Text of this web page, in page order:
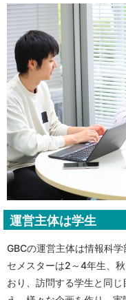
運営主体は学生
GBCの運営主体は情報科
セメスターは2～4年生、
おり、訪問する学生と同